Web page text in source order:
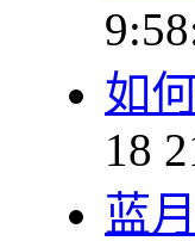
如
18
蓝